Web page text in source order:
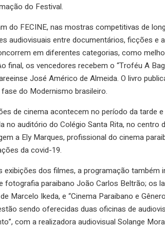
do Festival.
do FECINE, nas mostras competitivas de
audiovisuais entre documentários, ficções e
em diferentes categorias, como
final, os vencedores recebem o “Troféu A
José Américo de Almeida. O livro
do Modernismo brasileiro.
de cinema acontecem no período da tarde
no auditório do Colégio Santa Rita, no centro
a Ely Marques, profissional do cinema
da covid-19.
exibições dos filmes, a programação também
fotografia paraibano João Carlos Beltrão; os
Marcelo Ikeda, e “Cinema Paraibano e
sendo oferecidas duas oficinas de
com a realizadora audiovisual Solange